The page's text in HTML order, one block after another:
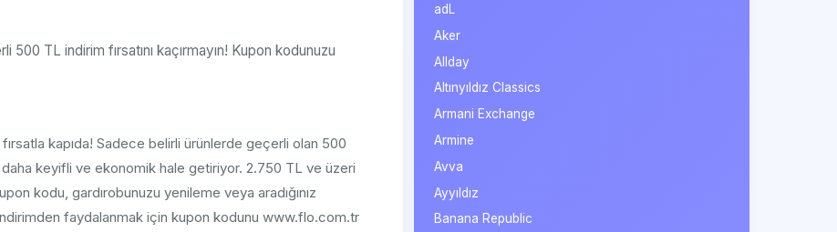
TL indirim fırsatını kaçırmayın! Kupon kodunuzu
fırsatla kapıda! Sadece belirli ürünlerde geçerli olan 500
keyifli ve ekonomik hale getiriyor. 2.750 TL ve üzeri
kodu, gardırobunuzu yenileme veya aradığınız
indirimden faydalanmak için kupon kodunu www.flo.com.tr
adL
Aker
Allday
Altınyıldız Classics
Armani Exchange
Armine
Avva
Ayyıldız
Banana Republic